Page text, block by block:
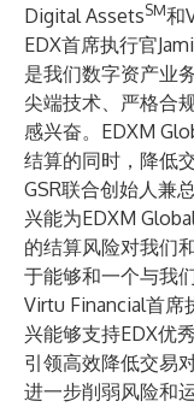
Digital AssetsSM和
EDX首席执行官
是我们数字资产业
尖端技术、严格合
感兴奋。EDXM
结算的同时，降低
GSR联合创始人兼
兴能为EDXM
的结算风险对我们
于能够和一个与我
Virtu Financial首席
兴能够支持EDX优
引领高效降低交易
进一步削弱风险和